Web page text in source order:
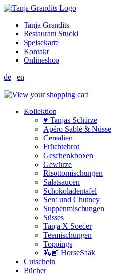
Tanja Grandits
Restaurant Stucki
Speisekarte
Kontakt
Onlineshop
de | en
Kollektion
♥ Tanjas Schürze
Apéro Sablé & Nüsse
Cerealien
Früchtebrot
Geschenkboxen
Gewürze
Risotto­mischungen
Salat­saucen
Schokoladen­tafel
Senf und Chutney
Suppen­mischungen
Süsses
Tanja X Soeder
Tee­mischungen
Toppings
🏇🏿 HorseSnäk
Gutschein
Bücher